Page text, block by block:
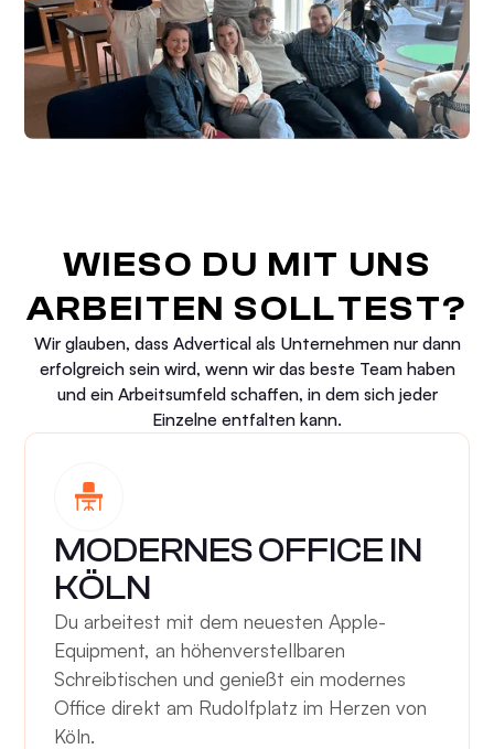
WIESO DU MIT UNS
ARBEITEN SOLLTEST?
Wir glauben, dass Advertical als Unternehmen nur dann
erfolgreich sein wird, wenn wir das beste Team haben
und ein Arbeitsumfeld schaffen, in dem sich jeder
Einzelne entfalten kann.
MODERNES OFFICE IN
KÖLN
Du arbeitest mit dem neuesten Apple-
Equipment, an höhenverstellbaren
Schreibtischen und genießt ein modernes
Office direkt am Rudolfplatz im Herzen von
Köln.